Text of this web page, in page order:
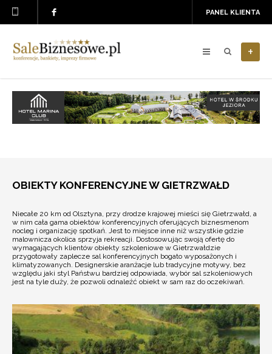
PANEL KLIENTA
+
OBIEKTY KONFERENCYJNE W GIETRZWAŁD
Niecałe 20 km od Olsztyna, przy drodze krajowej mieści się Gietrzwałd, a
w nim cała gama obiektów konferencyjnych oferujących biznesmenom
nocleg i organizację spotkań. Jest to miejsce inne niż wszystkie gdzie
malownicza okolica sprzyja rekreacji. Dostosowując swoją ofertę do
wymagających klientów obiekty szkoleniowe w Gietrzwałdzie
przygotowały zaplecze sal konferencyjnych bogato wyposażonych i
klimatyzowanych. Designerskie aranżacje lub tradycyjne motywy, bez
względu jaki styl Państwu bardziej odpowiada, wybór sal szkoleniowych
jest na tyle duży, że pozwoli odnaleźć obiekt w sam raz do oczekiwań.